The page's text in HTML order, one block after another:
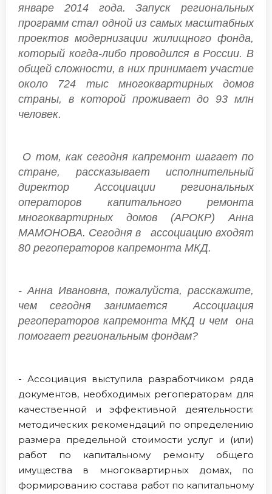
январе 2014 года. Запуск региональных
программ стал одной из самых масштабных
проектов модернизации жилищного фонда,
который когда-либо проводился в России. В
общей сложности, в них принимает участие
около 724 тыс многоквартирных домов
страны, в которой проживает до 93 млн
человек.
О том, как сегодня капремонт шагает по
стране, рассказывает исполнительный
директор Ассоциации региональных
операторов капитального ремонта
многоквартирных домов (АРОКР) Анна
МАМОНОВА. Сегодня в ассоциацию входят
80 регоператоров капремонта МКД.
- Анна Ивановна, пожалуйста, расскажите,
чем сегодня занимается Ассоциация
регоператоров капремонта МКД и чем она
помогает региональным фондам?
- Ассоциация выступила разработчиком ряда
документов, необходимых регоператорам для
качественной и эффективной деятельности:
методических рекомендаций по определению
размера предельной стоимости услуг и (или)
работ по капитальному ремонту общего
имущества в многоквартирных домах, по
формированию состава работ по капитальному